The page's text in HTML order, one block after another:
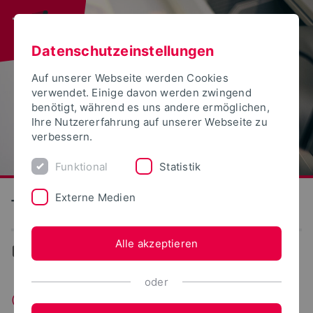
Technische Hochschule Ostwestfalen-Lippe
CellSENSING - Softsensing-Systeme
Datenschutzeinstellungen
Auf unserer Webseite werden Cookies
verwendet. Einige davon werden zwingend
benötigt, während es uns andere ermöglichen,
Ihre Nutzererfahrung auf unserer Webseite zu
verbessern.
Funktional Statistik
Externe Medien
Alle akzeptieren
oder